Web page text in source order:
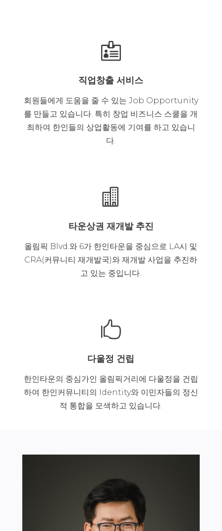

직업창출 서비스
회원들에게 도움을 줄 수 있는 Job Opportunity
를 만들고 있습니다. 특히 창업 비즈니스 스쿨을 개
최하여 한인들의 상업활동에 기여를 하고 있습니
다.

타운상권 재개발 추진
올림픽 Blvd.와 6가 한인타운을 중심으로 LA시 및
CRA(커뮤니티 재개발국)와 재개발 사업을 추진하
고 있는 중입니다.

다울정 건립
한인타운의 중심가인 올림픽거리에 다울정을 건립
하여 한인커뮤니티의 Identity와 이민자들의 정신
적 통합을 모색하고 있습니다.